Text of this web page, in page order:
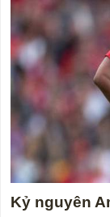
Kỷ nguyên